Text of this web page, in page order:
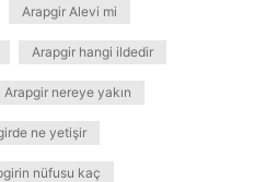
Arapgir Alevi mi
Arapgir hangi ildedir
Arapgir nereye yakın
ne yetişir
nüfusu kaç